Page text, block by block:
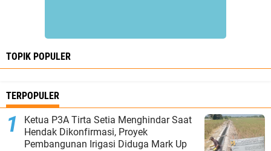
TOPIK POPULER
TERPOPULER
Ketua P3A Tirta Setia Menghindar Saat
Hendak Dikonfirmasi, Proyek
Pembangunan Irigasi Diduga Mark Up